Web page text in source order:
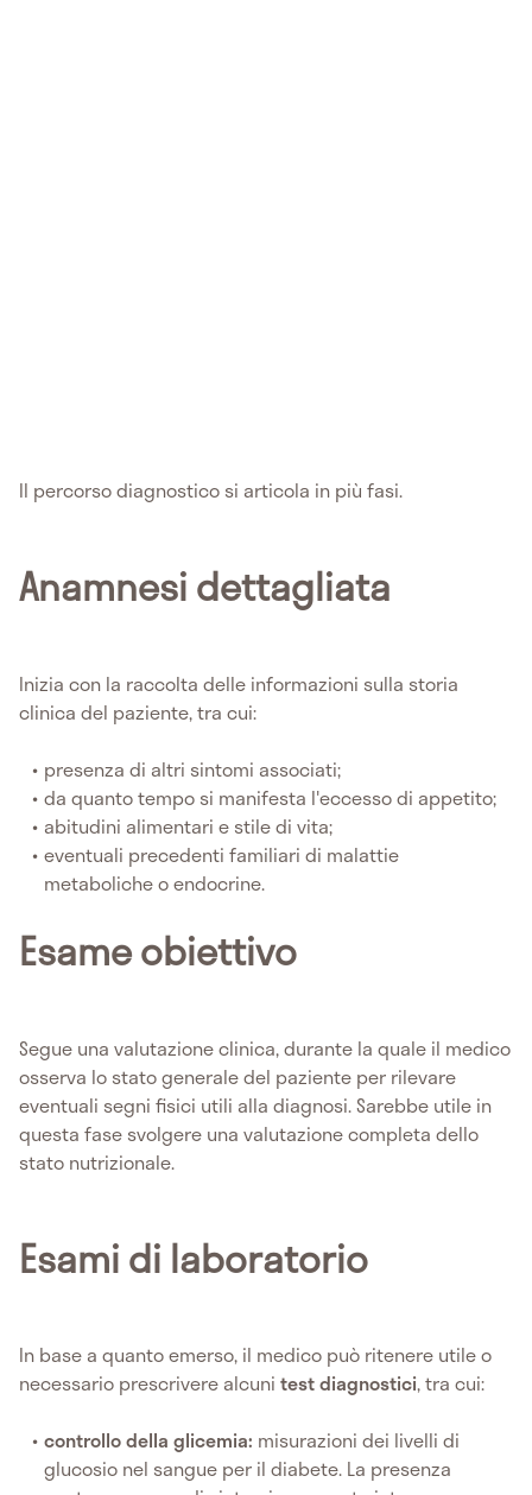
Il percorso diagnostico si articola in più fasi.
Anamnesi dettagliata
Inizia con la raccolta delle informazioni sulla storia
clinica del paziente, tra cui:
presenza di altri sintomi associati;
da quanto tempo si manifesta l'eccesso di appetito;
abitudini alimentari e stile di vita;
eventuali precedenti familiari di malattie
metaboliche o endocrine.
Esame obiettivo
Segue una valutazione clinica, durante la quale il medico
osserva lo stato generale del paziente per rilevare
eventuali segni fisici utili alla diagnosi. Sarebbe utile in
questa fase svolgere una valutazione completa dello
stato nutrizionale.
Esami di laboratorio
In base a quanto emerso, il medico può ritenere utile o
necessario prescrivere alcuni test diagnostici, tra cui:
controllo della glicemia: misurazioni dei livelli di
glucosio nel sangue per il diabete. La presenza